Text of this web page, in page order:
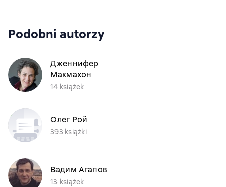
Podobni autorzy
Дженнифер
Макмахон
14 książek
Олег Рой
393 książki
Вадим Агапов
13 książek